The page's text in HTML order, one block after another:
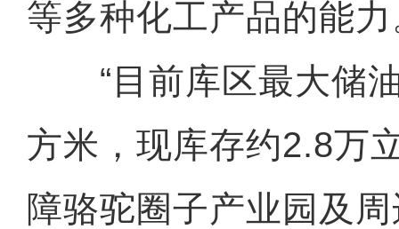
等多种化工产品的能
“目前库区最大储油
方米，现库存约2.8万
障骆驼圈子产业园及